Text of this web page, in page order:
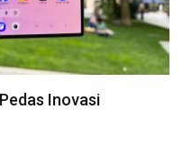
Inovasi